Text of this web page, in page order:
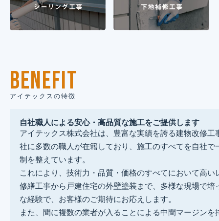
BENEFIT
アイテックスの特徴
自社職人による安心・高品質な施工をご提供します
アイテックス株式会社は、豊富な実績を誇る建物改修工
社に多数の職人が在籍しており、施工のすべてを自社で
制を整えています。
これにより、技術力・品質・価格のすべてにおいて高い
修繕工事から戸建住宅の外壁塗装まで、多様な現場で培
な経験で、お客様のご期待にお応えします。
また、間に複数の業者が入ることによる中間マージンを